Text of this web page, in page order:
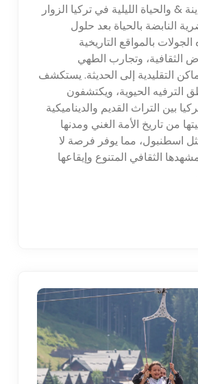
& والحياة الليلية في تركيا الزوار
النابضة بالحياة بعد حلول
بالمواقع التاريخية
الثقافية، وتجارب الطهي
التقليدية إلى الحديثة. يستكشف
الترفيه الحيوية، ويكتشفون
بين التراث القديم والديناميكية
من تاريخ الأمة الغني ومدنها
مثل اسطنبول، مما يوفر فرصة لا
الثقافي المتنوع وإيقاعها